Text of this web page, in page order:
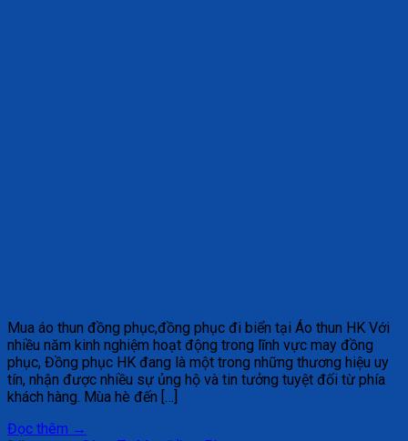
Mua áo thun đồng phục,đồng phục đi biển tại Áo thun HK Với
nhiều năm kinh nghiệm hoạt động trong lĩnh vực may đồng
phục, Đồng phục HK đang là một trong những thương hiệu uy
tín, nhận được nhiều sự ủng hộ và tin tưởng tuyệt đối từ phía
khách hàng. Mùa hè đến […]
Đọc thêm →